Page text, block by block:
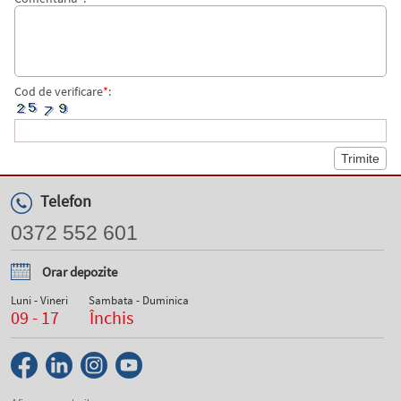
Cod de verificare*:
Telefon
0372 552 601
Orar depozite
Luni - Vineri
09 - 17
Sambata - Duminica
Închis